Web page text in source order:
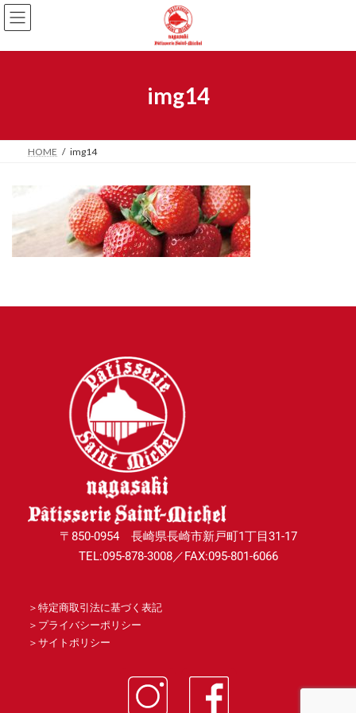
img14
HOME img14
〒850-0954 長崎県長崎市新戸町1丁目31-17
TEL:095-878-3008／FAX:095-801-6066
＞ 特定商取引法に基づく表記
＞ プライバシーポリシー
＞ サイトポリシー